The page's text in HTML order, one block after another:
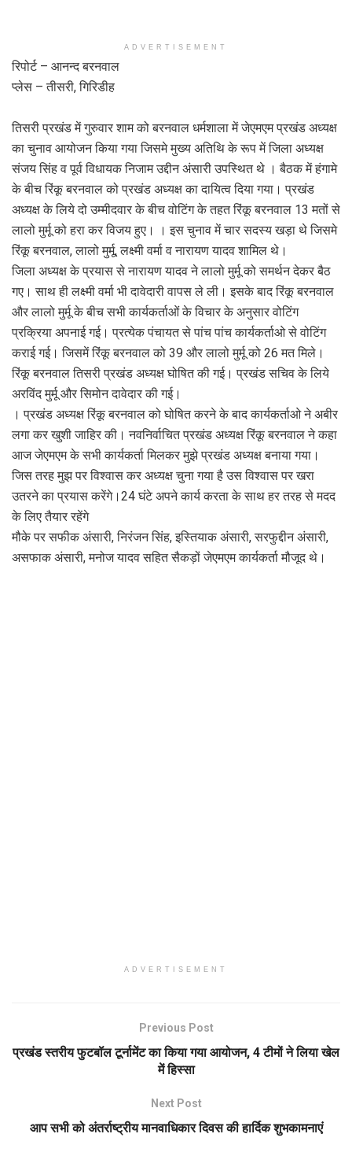
ADVERTISEMENT
रिपोर्ट – आनन्द बरनवाल
प्लेस – तीसरी, गिरिडीह
तिसरी प्रखंड में गुरुवार शाम को बरनवाल धर्मशाला में जेएमएम प्रखंड अध्यक्ष
का चुनाव आयोजन किया गया जिसमे मुख्‍य अतिथि के रूप में जिला अध्यक्ष
संजय सिंह व पूर्व विधायक निजाम उद्दीन अंसारी उपस्थित थे । बैठक में हंगामे
के बीच रिंकू बरनवाल को प्रखंड अध्यक्ष का दायित्व दिया गया। प्रखंड
अध्यक्ष के लिये दो उम्मीदवार के बीच वोटिंग के तहत रिंकू बरनवाल 13 मतों से
लालो मुर्मू को हरा कर विजय हुए। । इस चुनाव में चार सदस्य खड़ा थे जिसमे
रिंकू बरनवाल, लालो मुर्मू, लक्ष्मी वर्मा व नारायण यादव शामिल थे।
जिला अध्यक्ष के प्रयास से नारायण यादव ने लालो मुर्मू को समर्थन देकर बैठ
गए। साथ ही लक्ष्मी वर्मा भी दावेदारी वापस ले ली। इसके बाद रिंकू बरनवाल
और लालो मुर्मू के बीच सभी कार्यकर्ताओं के विचार के अनुसार वोटिंग
प्रक्रिया अपनाई गई। प्रत्येक पंचायत से पांच पांच कार्यकर्ताओ से वोटिंग
कराई गई। जिसमें रिंकू बरनवाल को 39 और लालो मुर्मू को 26 मत मिले।
रिंकू बरनवाल तिसरी प्रखंड अध्यक्ष घोषित की गई। प्रखंड सचिव के लिये
अरविंद मुर्मू और सिमोन दावेदार की गई।
। प्रखंड अध्यक्ष रिंकू बरनवाल को घोषित करने के बाद कार्यकर्ताओ ने अबीर
लगा कर खुशी जाहिर की। नवनिर्वाचित प्रखंड अध्यक्ष रिंकू बरनवाल ने कहा
आज जेएमएम के सभी कार्यकर्ता मिलकर मुझे प्रखंड अध्यक्ष बनाया गया।
जिस तरह मुझ पर विश्वास कर अध्यक्ष चुना गया है उस विश्वास पर खरा
उतरने का प्रयास करेंगे।24 घंटे अपने कार्य करता के साथ हर तरह से मदद
के लिए तैयार रहेंगे
मौके पर सफीक अंसारी, निरंजन सिंह, इस्तियाक अंसारी, सरफुद्दीन अंसारी,
असफाक अंसारी, मनोज यादव सहित सैकड़ों जेएमएम कार्यकर्ता मौजूद थे।
ADVERTISEMENT
Previous Post
प्रखंड स्तरीय फुटबॉल टूर्नामेंट का किया गया आयोजन, 4 टीमों ने लिया खेल
में हिस्सा
Next Post
आप सभी को अंतर्राष्ट्रीय मानवाधिकार दिवस की हार्दिक शुभकामनाएं